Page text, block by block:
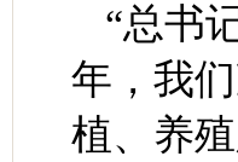
“总书
年，我
植、养